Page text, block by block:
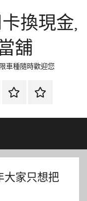
換現金,
舖
車種隨時歡迎您
環
清
聯
徵
大家只想把